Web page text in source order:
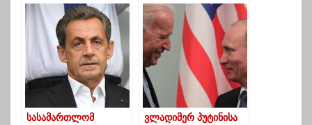
ჩაატარებს, მაგრამ ეს
ძალადობაზე
გადასული ამაო
მცდელობაა… ”
– ბაია პატარაია
სასამართლომ
ვლადიმერ პუტინისა